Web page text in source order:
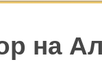
на